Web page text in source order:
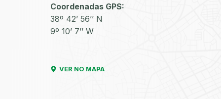
Coordenadas GPS:
38º 42’ 56’’ N
9º 10’ 7’’ W
VER NO MAPA